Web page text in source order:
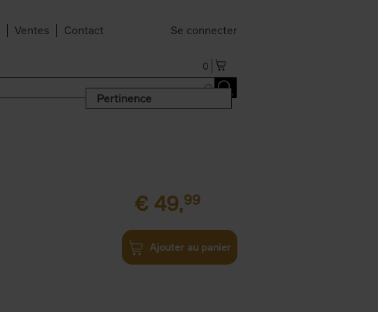
Ventes Contact Se connecter
0
Pertinence
€ 49,99
Ajouter au panier